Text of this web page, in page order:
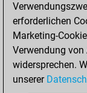
erforderlichen
Marketing-
Verwendung
widersprechen.
unserer